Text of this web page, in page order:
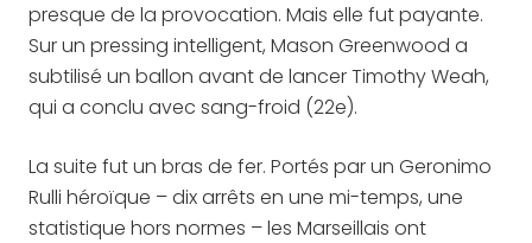
presque de la provocation. Mais elle fut payante.
Sur un pressing intelligent, Mason Greenwood a
subtilisé un ballon avant de lancer Timothy Weah,
qui a conclu avec sang-froid (22e).
La suite fut un bras de fer. Portés par un Geronimo
Rulli héroïque – dix arrêts en une mi-temps, une
statistique hors normes – les Marseillais ont